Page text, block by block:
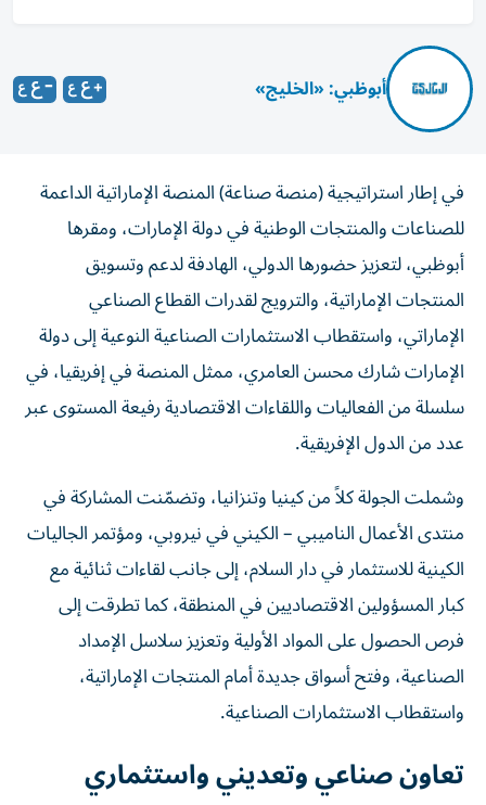
أبوظبي: «الخليج»
في إطار استراتيجية (منصة صناعة) المنصة الإماراتية الداعمة
للصناعات والمنتجات الوطنية في دولة الإمارات، ومقرها
أبوظبي، لتعزيز حضورها الدولي، الهادفة لدعم وتسويق
المنتجات الإماراتية، والترويج لقدرات القطاع الصناعي
الإماراتي، واستقطاب الاستثمارات الصناعية النوعية إلى دولة
الإمارات شارك محسن العامري، ممثل المنصة في إفريقيا، في
سلسلة من الفعاليات واللقاءات الاقتصادية رفيعة المستوى عبر
عدد من الدول الإفريقية.
وشملت الجولة كلاً من كينيا وتنزانيا، وتضمّنت المشاركة في
منتدى الأعمال الناميبي – الكيني في نيروبي، ومؤتمر الجاليات
الكينية للاستثمار في دار السلام، إلى جانب لقاءات ثنائية مع
كبار المسؤولين الاقتصاديين في المنطقة، كما تطرقت إلى
فرص الحصول على المواد الأولية وتعزيز سلاسل الإمداد
الصناعية، وفتح أسواق جديدة أمام المنتجات الإماراتية،
واستقطاب الاستثمارات الصناعية.
تعاون صناعي وتعديني واستثماري